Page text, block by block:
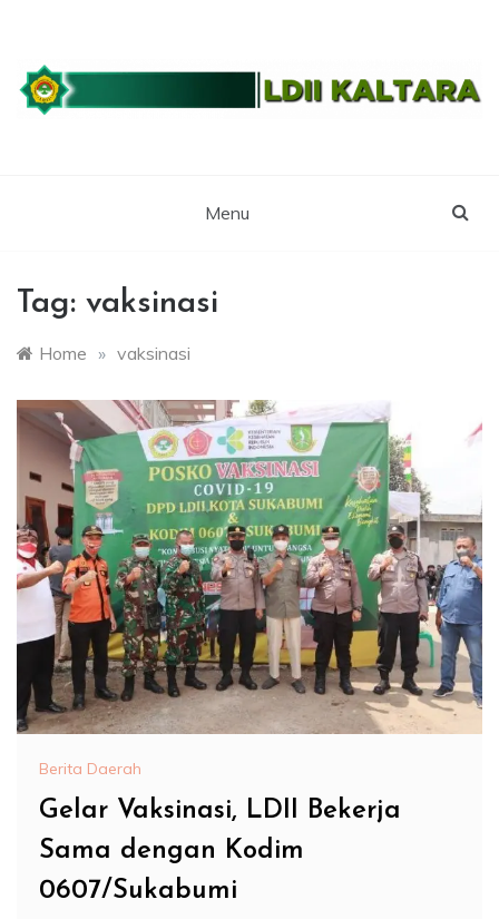
content
KALIMANTAN
UTARA
Menu
Tag: vaksinasi
Home » vaksinasi
Berita Daerah
Gelar Vaksinasi, LDII Bekerja
Sama dengan Kodim
0607/Sukabumi